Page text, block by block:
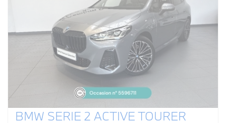
BMW SERIE 2 ACTIVE TOURER